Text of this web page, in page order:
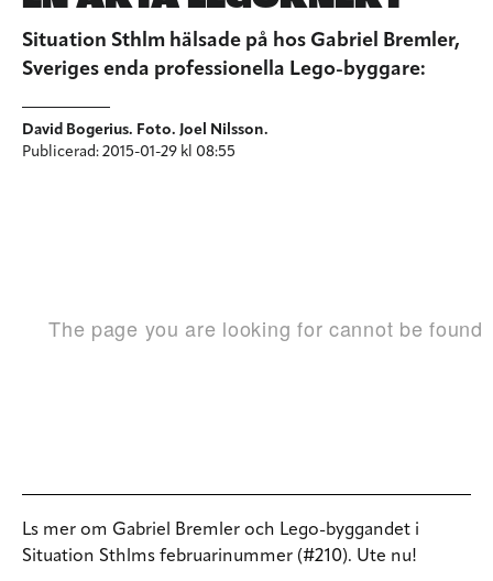
Situation Sthlm hälsade på hos Gabriel Bremler,
Sveriges enda professionella Lego-byggare:
David Bogerius. Foto. Joel Nilsson.
Publicerad: 2015-01-29 kl 08:55
Ls mer om Gabriel Bremler och Lego-byggandet i
Situation Sthlms februarinummer (#210). Ute nu!